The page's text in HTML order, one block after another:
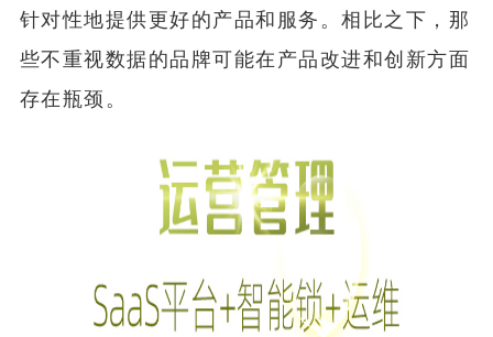
针对性地提供更好的产品和服务。相比之下，那
些不重视数据的品牌可能在产品改进和创新方面
存在瓶颈。